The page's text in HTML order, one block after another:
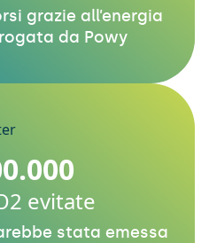
grazie all’energia
da Powy
evitate
stata emessa